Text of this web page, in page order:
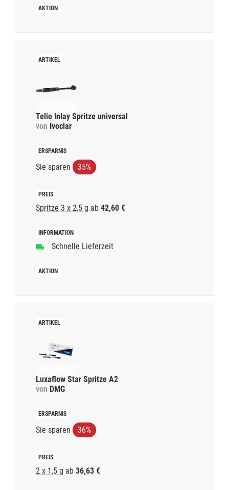
Telio Inlay Spritze universal
von Ivoclar
Sie sparen 35%
Spritze 3 x 2,5 g ab 42,60 €
Schnelle Lieferzeit
Luxaflow Star Spritze A2
von DMG
Sie sparen 36%
2 x 1,5 g ab 36,63 €